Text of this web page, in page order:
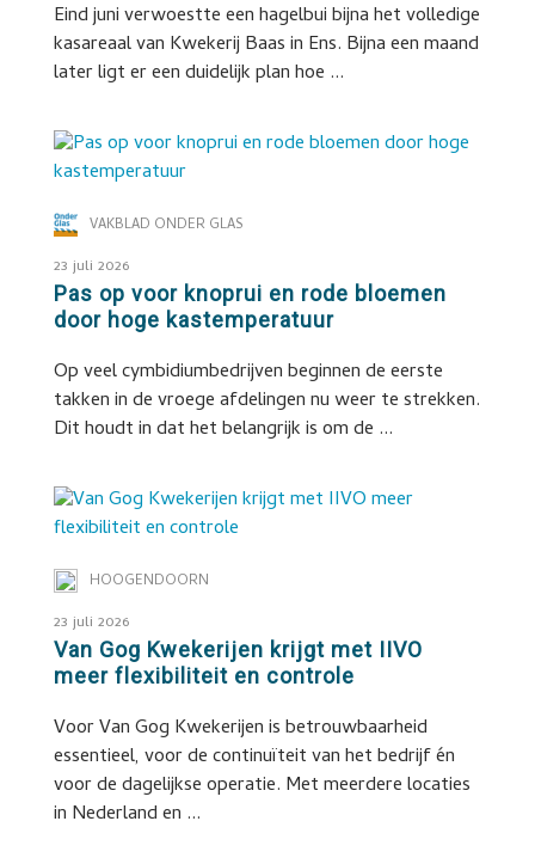
Eind juni verwoestte een hagelbui bijna het volledige
kasareaal van Kwekerij Baas in Ens. Bijna een maand
later ligt er een duidelijk plan hoe ...
VAKBLAD ONDER GLAS
23 juli 2026
Pas op voor knoprui en rode bloemen
door hoge kastemperatuur
Op veel cymbidiumbedrijven beginnen de eerste
takken in de vroege afdelingen nu weer te strekken.
Dit houdt in dat het belangrijk is om de ...
HOOGENDOORN
23 juli 2026
Van Gog Kwekerijen krijgt met IIVO
meer flexibiliteit en controle
Voor Van Gog Kwekerijen is betrouwbaarheid
essentieel, voor de continuïteit van het bedrijf én
voor de dagelijkse operatie. Met meerdere locaties
in Nederland en ...